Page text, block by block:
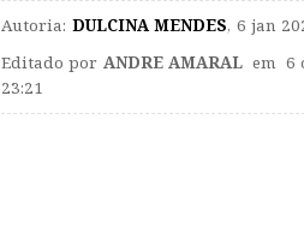
Autoria: DULCINA MENDES, 6 jan
Editado por ANDRE AMARAL em 6
23:21